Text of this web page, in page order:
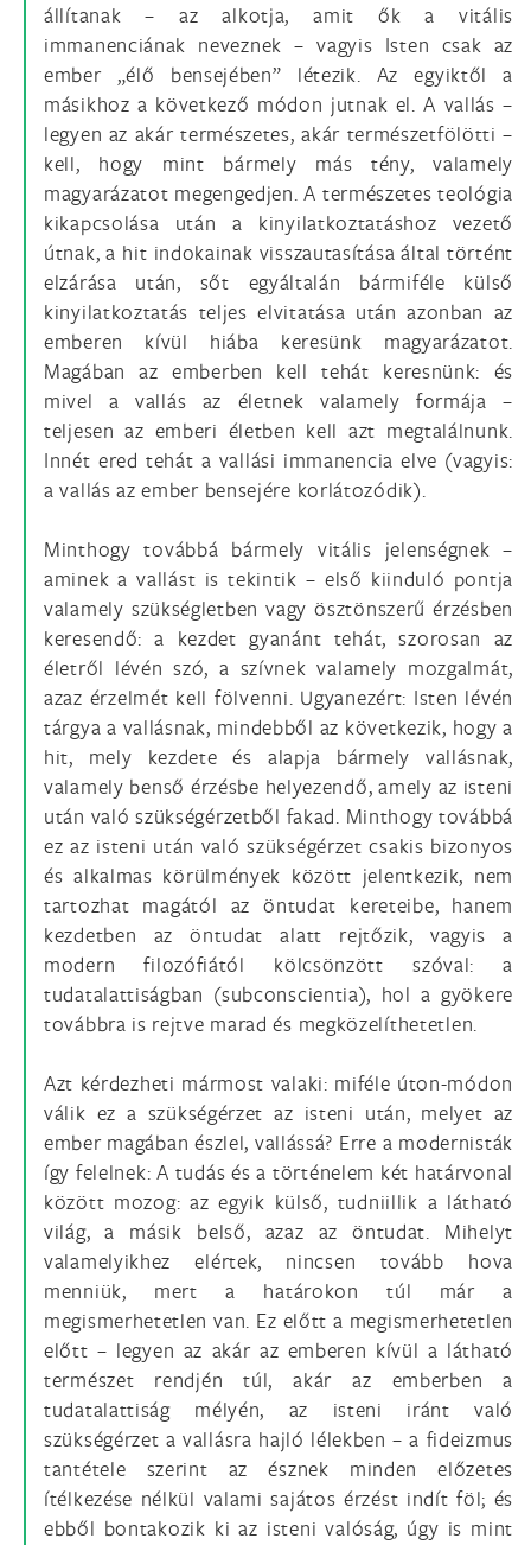
állítanak – az alkotja, amit ők a vitális
immanenciának neveznek – vagyis Isten csak az
ember „élő bensejében” létezik. Az egyiktől a
másikhoz a következő módon jutnak el. A vallás –
legyen az akár természetes, akár természetfölötti –
kell, hogy mint bármely más tény, valamely
magyarázatot megengedjen. A természetes teológia
kikapcsolása után a kinyilatkoztatáshoz vezető
útnak, a hit indokainak visszautasítása által történt
elzárása után, sőt egyáltalán bármiféle külső
kinyilatkoztatás teljes elvitatása után azonban az
emberen kívül hiába keresünk magyarázatot.
Magában az emberben kell tehát keresnünk: és
mivel a vallás az életnek valamely formája –
teljesen az emberi életben kell azt megtalálnunk.
Innét ered tehát a vallási immanencia elve (vagyis:
a vallás az ember bensejére korlátozódik).
Minthogy továbbá bármely vitális jelenségnek –
aminek a vallást is tekintik – első kiinduló pontja
valamely szükségletben vagy ösztönszerű érzésben
keresendő: a kezdet gyanánt tehát, szorosan az
életről lévén szó, a szívnek valamely mozgalmát,
azaz érzelmét kell fölvenni. Ugyanezért: Isten lévén
tárgya a vallásnak, mindebből az következik, hogy a
hit, mely kezdete és alapja bármely vallásnak,
valamely benső érzésbe helyezendő, amely az isteni
után való szükségérzetből fakad. Minthogy továbbá
ez az isteni után való szükségérzet csakis bizonyos
és alkalmas körülmények között jelentkezik, nem
tartozhat magától az öntudat kereteibe, hanem
kezdetben az öntudat alatt rejtőzik, vagyis a
modern filozófiától kölcsönzött szóval: a
tudatalattiságban (subconscientia), hol a gyökere
továbbra is rejtve marad és megközelíthetetlen.
Azt kérdezheti mármost valaki: miféle úton-módon
válik ez a szükségérzet az isteni után, melyet az
ember magában észlel, vallássá? Erre a modernisták
így felelnek: A tudás és a történelem két határvonal
között mozog: az egyik külső, tudniillik a látható
világ, a másik belső, azaz az öntudat. Mihelyt
valamelyikhez elértek, nincsen tovább hova
menniük, mert a határokon túl már a
megismerhetetlen van. Ez előtt a megismerhetetlen
előtt – legyen az akár az emberen kívül a látható
természet rendjén túl, akár az emberben a
tudatalattiság mélyén, az isteni iránt való
szükségérzet a vallásra hajló lélekben – a fideizmus
tantétele szerint az észnek minden előzetes
ítélkezése nélkül valami sajátos érzést indít föl; és
ebből bontakozik ki az isteni valóság, úgy is mint